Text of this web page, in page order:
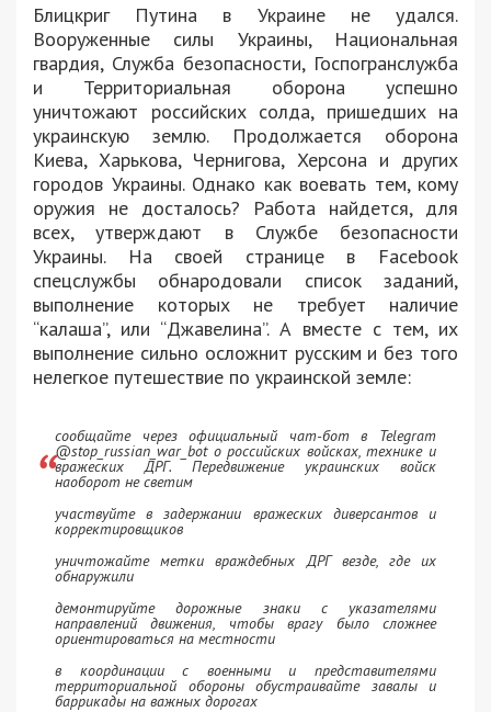
Блицкриг Путина в Украине не удался.
Вооруженные силы Украины, Национальная
гвардия, Служба безопасности, Госпогранслужба
и Территориальная оборона успешно
уничтожают российских солда, пришедших на
украинскую землю. Продолжается оборона
Киева, Харькова, Чернигова, Херсона и других
городов Украины. Однако как воевать тем, кому
оружия не досталось? Работа найдется, для
всех, утверждают в Службе безопасности
Украины. На своей странице в Facebook
спецслужбы обнародовали список заданий,
выполнение которых не требует наличие
“калаша”, или “Джавелина”. А вместе с тем, их
выполнение сильно осложнит русским и без того
нелегкое путешествие по украинской земле:
сообщайте через официальный чат-бот в Telegram
@stop_russian_war_bot о российских войсках, технике и
вражеских ДРГ. Передвижение украинских войск
наоборот не светим
участвуйте в задержании вражеских диверсантов и
корректировщиков
уничтожайте метки враждебных ДРГ везде, где их
обнаружили
демонтируйте дорожные знаки с указателями
направлений движения, чтобы врагу было сложнее
ориентироваться на местности
в координации с военными и представителями
территориальной обороны обустраивайте завалы и
баррикады на важных дорогах